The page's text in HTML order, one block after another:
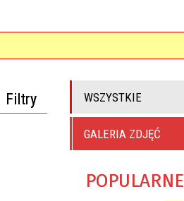
Filtry WSZYSTKIE
GALERIA ZDJĘĆ
POPULARNE